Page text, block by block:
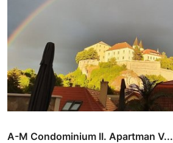
A-M Condominium II. Apartman V...